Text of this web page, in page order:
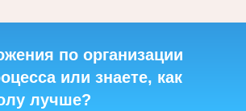
по организации
или знаете, как
лучше?